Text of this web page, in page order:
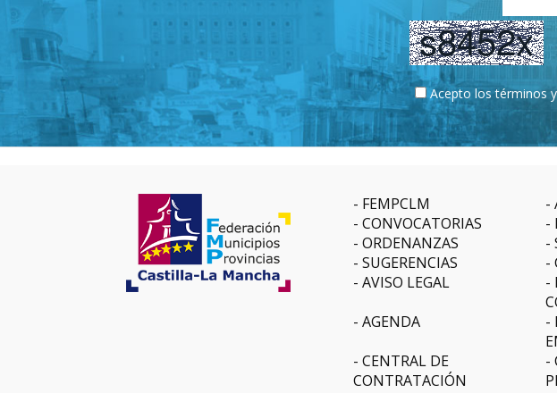
Acepto los términos
FEMPCLM
CONVOCATORIAS
ORDENANZAS
SUGERENCIAS
AVISO LEGAL
AGENDA
CENTRAL DE
CONTRATACIÓN